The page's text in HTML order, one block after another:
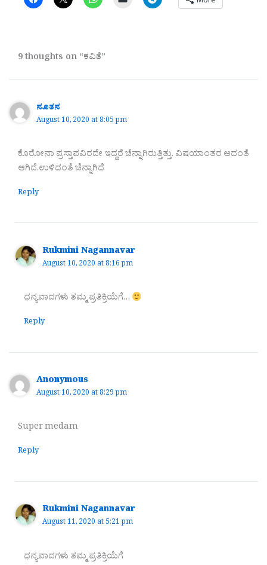
9 thoughts on “ಕವಿತೆ”
ನೂತನ
August 10, 2020 at 8:05 pm
ಕೊರೋನಾ ಪ್ರಸ್ತಾಪವಿರದೇ ಇದ್ದರೆ ಚೆನ್ನಾಗಿರುತ್ತಿತ್ತು. ವಿಷಯಾಂತರ ಆದಂತೆ
ಆಗಿದೆ.ಉಳಿದಂತೆ ಚೆನ್ನಾಗಿದೆ
Reply
Rukmini Nagannavar
August 10, 2020 at 8:16 pm
ಧನ್ಯವಾದಗಳು ತಮ್ಮ ಪ್ರತಿಕ್ರಿಯೆಗೆ…
Reply
Anonymous
August 10, 2020 at 8:29 pm
Super medam
Reply
Rukmini Nagannavar
August 11, 2020 at 5:21 pm
ಧನ್ಯವಾದಗಳು ತಮ್ಮ‌ ಪ್ರತಿಕ್ರಿಯೆಗೆ